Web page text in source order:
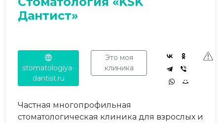
Дантист»
stomatologiya-
dantist.ru
Это моя
клиника
Частная многопрофильная
стоматологическая клиника для взрослых и